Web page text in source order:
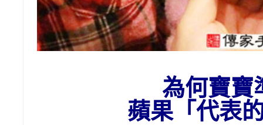
為何寶寶
蘋果「代表